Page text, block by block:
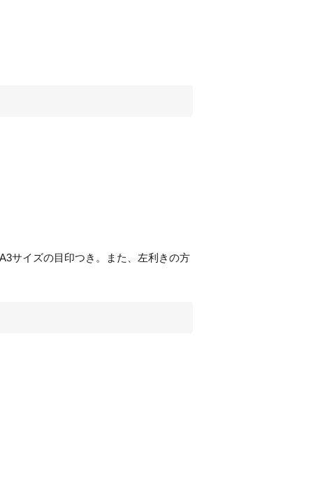
A3サイズの目印つき。また、左利きの方